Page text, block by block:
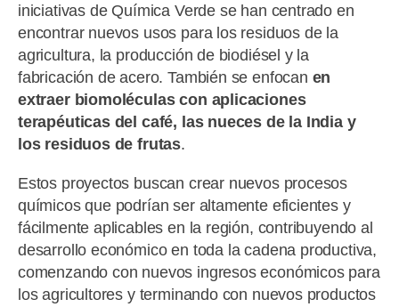
iniciativas de Química Verde se han centrado en
encontrar nuevos usos para los residuos de la
agricultura, la producción de biodiésel y la
fabricación de acero. También se enfocan en
extraer biomoléculas con aplicaciones
terapéuticas del café, las nueces de la India y
los residuos de frutas.
Estos proyectos buscan crear nuevos procesos
químicos que podrían ser altamente eficientes y
fácilmente aplicables en la región, contribuyendo al
desarrollo económico en toda la cadena productiva,
comenzando con nuevos ingresos económicos para
los agricultores y terminando con nuevos productos